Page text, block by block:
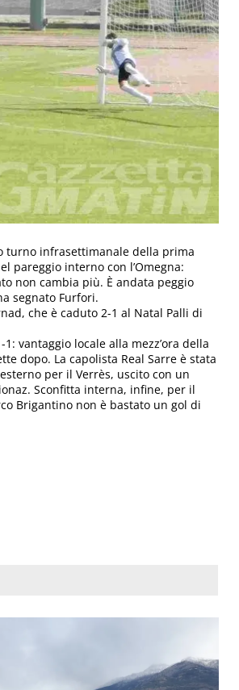
turno infrasettimanale della prima
pareggio interno con l’Omegna:
non cambia più. È andata peggio
segnato Furfori.
che è caduto 2-1 al Natal Palli di
vantaggio locale alla mezz’ora della
dopo. La capolista Real Sarre è stata
per il Verrès, uscito con un
Sconfitta interna, infine, per il
Brigantino non è bastato un gol di